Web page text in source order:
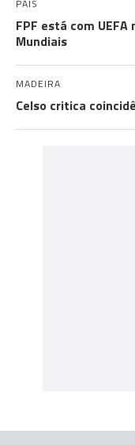
PAÍS
FPF está com
Mundiais
MADEIRA
Celso critica